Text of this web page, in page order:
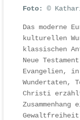
Foto: ©
Das moderne
kulturellen
klassischen
Neue
Evangelien, in
Wundertaten,
Christi
Gewaltfreiheit